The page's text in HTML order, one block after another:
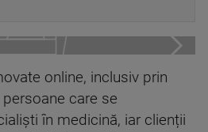
online, inclusiv prin
care se
în medicină, iar clienții